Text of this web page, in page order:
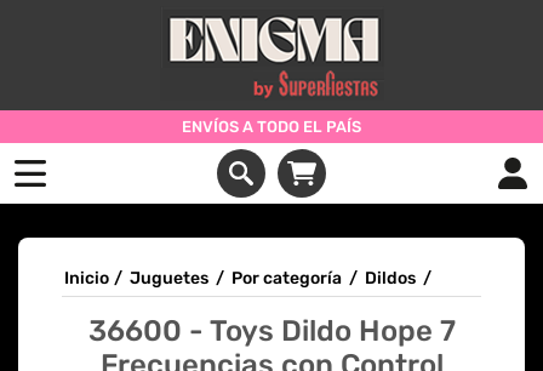
ENVÍOS A TODO EL PAÍS
Inicio / Juguetes / Por categoría / Dildos /
36600 - Toys Dildo Hope 7